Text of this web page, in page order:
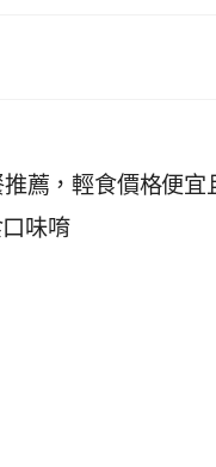
薦，輕食價格便
味唷